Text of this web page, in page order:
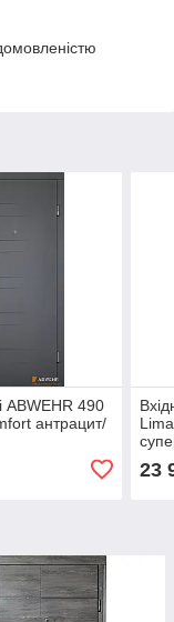
ABWEHR 490
антрацит/
23